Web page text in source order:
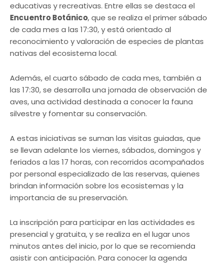
educativas y recreativas. Entre ellas se destaca el
Encuentro Botánico, que se realiza el primer sábado
de cada mes a las 17:30, y está orientado al
reconocimiento y valoración de especies de plantas
nativas del ecosistema local.
Además, el cuarto sábado de cada mes, también a
las 17:30, se desarrolla una jornada de observación de
aves, una actividad destinada a conocer la fauna
silvestre y fomentar su conservación.
A estas iniciativas se suman las visitas guiadas, que
se llevan adelante los viernes, sábados, domingos y
feriados a las 17 horas, con recorridos acompañados
por personal especializado de las reservas, quienes
brindan información sobre los ecosistemas y la
importancia de su preservación.
La inscripción para participar en las actividades es
presencial y gratuita, y se realiza en el lugar unos
minutos antes del inicio, por lo que se recomienda
asistir con anticipación. Para conocer la agenda